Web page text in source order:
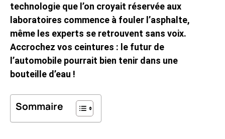
technologie que l’on croyait réservée aux
laboratoires commence à fouler l’asphalte,
même les experts se retrouvent sans voix.
Accrochez vos ceintures : le futur de
l’automobile pourrait bien tenir dans une
bouteille d’eau !
Sommaire